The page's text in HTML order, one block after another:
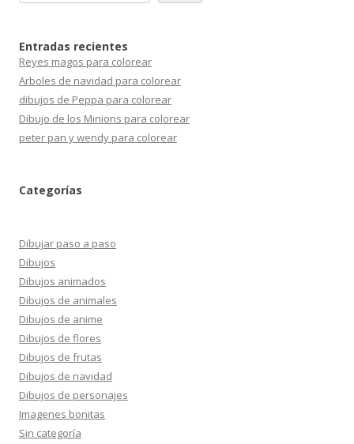
Entradas recientes
Reyes magos para colorear
Arboles de navidad para colorear
dibujos de Peppa para colorear
Dibujo de los Minions para colorear
peter pan y wendy para colorear
Categorías
Dibujar paso a paso
Dibujos
Dibujos animados
Dibujos de animales
Dibujos de anime
Dibujos de flores
Dibujos de frutas
Dibujos de navidad
Dibujos de personajes
Imagenes bonitas
Sin categoría